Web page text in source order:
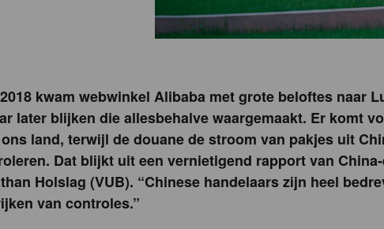
kwam webwinkel Alibaba met grote beloftes naar
later blijken die allesbehalve waargemaakt. Er komt
land, terwijl de douane de stroom van pakjes uit
Dat blijkt uit een vernietigend rapport van
Holslag (VUB). “Chinese handelaars zijn heel
van controles.”